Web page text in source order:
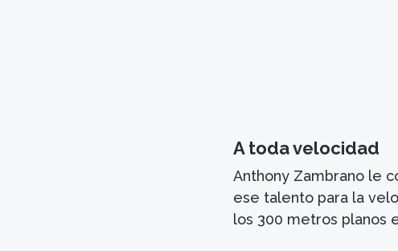
A toda velocidad
Anthony Zambrano le
ese talento para la
los 300 metros planos